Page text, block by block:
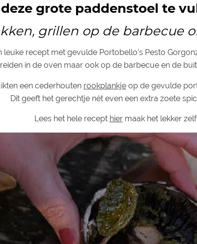
grote paddenstoel te
grillen op de barbecue
leuke recept met gevulde Portobello's Pesto
in de oven maar ook op de barbecue en de
een cederhouten rookplankje op de gevulde
Dit geeft het gerechtje nét even een extra zoete
Lees het hele recept hiermaak het lekker zelf.